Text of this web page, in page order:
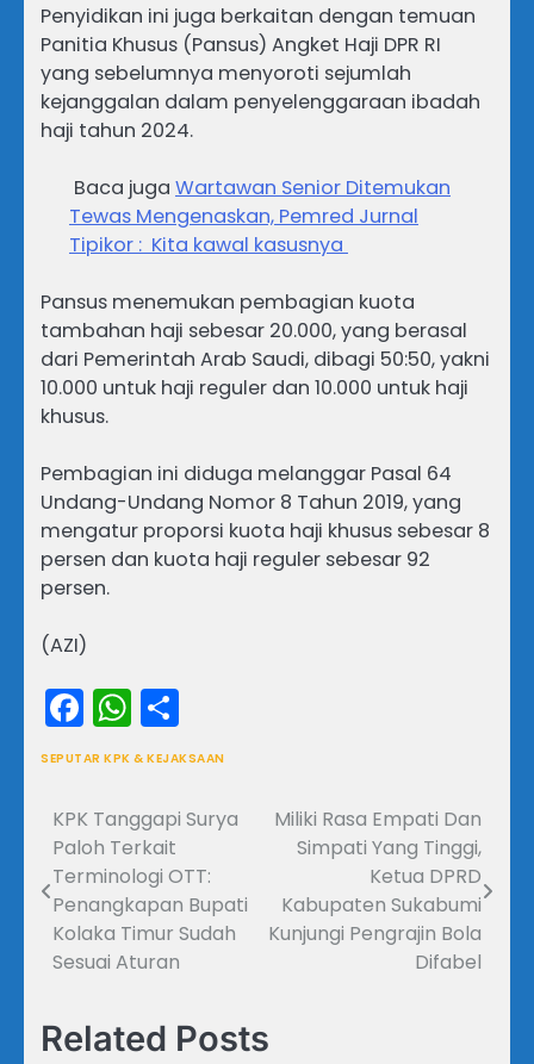
Penyidikan ini juga berkaitan dengan temuan
Panitia Khusus (Pansus) Angket Haji DPR RI
yang sebelumnya menyoroti sejumlah
kejanggalan dalam penyelenggaraan ibadah
haji tahun 2024.
Baca juga Wartawan Senior Ditemukan
Tewas Mengenaskan, Pemred Jurnal
Tipikor : Kita kawal kasusnya
Pansus menemukan pembagian kuota
tambahan haji sebesar 20.000, yang berasal
dari Pemerintah Arab Saudi, dibagi 50:50, yakni
10.000 untuk haji reguler dan 10.000 untuk haji
khusus.
Pembagian ini diduga melanggar Pasal 64
Undang-Undang Nomor 8 Tahun 2019, yang
mengatur proporsi kuota haji khusus sebesar 8
persen dan kuota haji reguler sebesar 92
persen.
(AZI)
Facebook
WhatsApp
SEPUTAR KPK & KEJAKSAAN
Navigasi
pos
KPK Tanggapi Surya
Paloh Terkait
Terminologi OTT:
Penangkapan Bupati
Kolaka Timur Sudah
Sesuai Aturan
Miliki Rasa Empati Dan
Simpati Yang Tinggi,
Ketua DPRD
Kabupaten Sukabumi
Kunjungi Pengrajin Bola
Difabel
Related Posts